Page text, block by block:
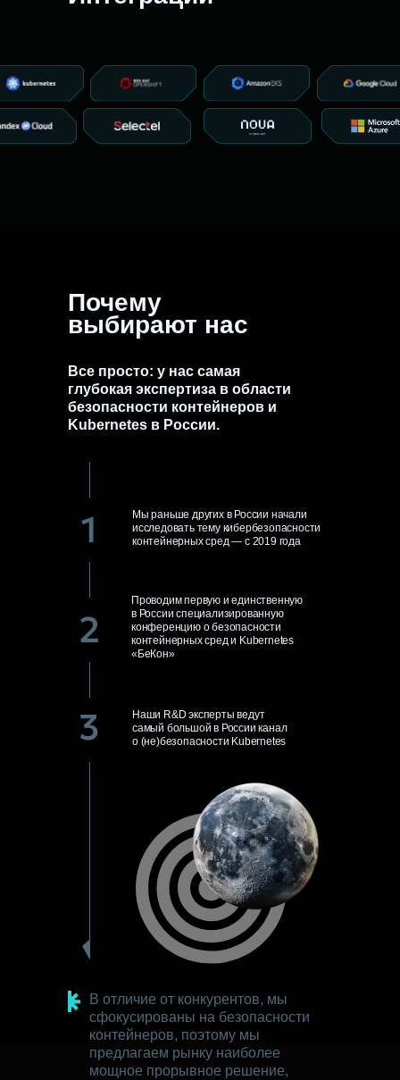
Почему
выбирают нас
Все просто: у нас самая
глубокая экспертиза в области
безопасности контейнеров и
Kubernetes в России.
Мы раньше других в России начали
исследовать тему кибербезопасности
контейнерных сред — с 2019 года
Проводим первую и единственную
в России специализированную
конференцию о безопасности
контейнерных сред и Kubernetes
«БеКон»
Наши R&D эксперты ведут
самый большой в России канал
о (не)безопасности Kubernetes
В отличие от конкурентов, мы
сфокусированы на безопасности
контейнеров, поэтому мы
предлагаем рынку наиболее
мощное прорывное решение,